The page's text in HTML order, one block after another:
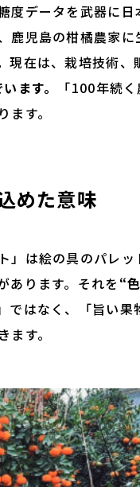
データを武器に
鹿児島の柑橘農家
現在は、栽培技術
ます。
「100年続
す。
めた意味
は絵の具のパレ
あります。それを “
ではなく、「旨い
す。